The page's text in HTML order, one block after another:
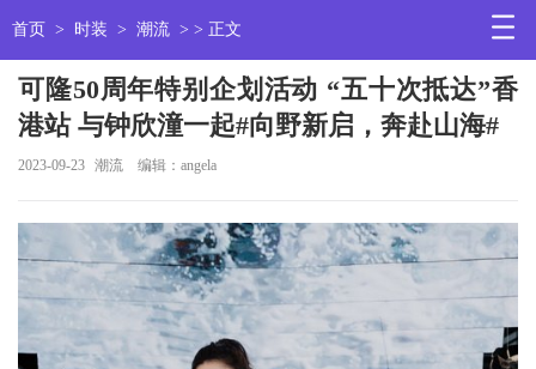
首页 > 时装 > 潮流 > > 正文
可隆50周年特别企划活动 “五十次抵达”香
港站 与钟欣潼一起#向野新启，奔赴山海#
2023-09-23 潮流 编辑：angela